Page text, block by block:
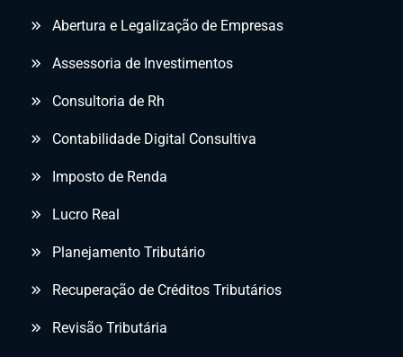
Abertura e Legalização de Empresas
Assessoria de Investimentos
Consultoria de Rh
Contabilidade Digital Consultiva
Imposto de Renda
Lucro Real
Planejamento Tributário
Recuperação de Créditos Tributários
Revisão Tributária